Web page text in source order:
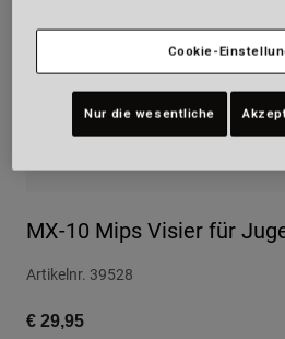
Ersatzteile
Alle Artikel anzeigen
MX-10 Mips Visier für
Artikelnr. 39528
€ 29,95
Cookie-
Nur die wesentliche